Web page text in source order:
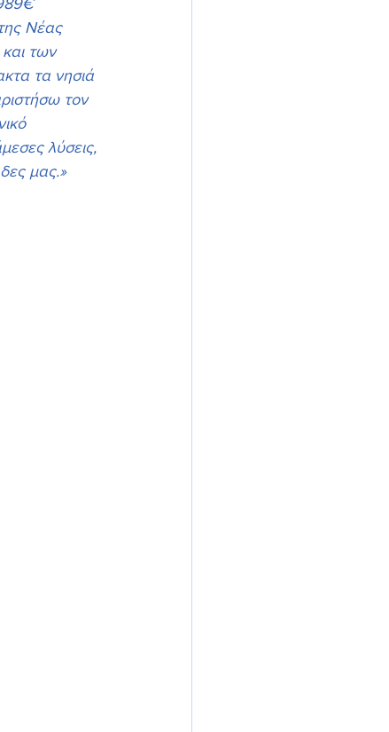
Νέας
και των
τα νησιά
τον
λύσεις,
μας.»